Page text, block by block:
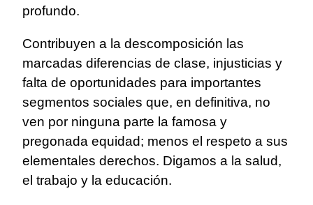
profundo.
Contribuyen a la descomposición las
marcadas diferencias de clase, injusticias y
falta de oportunidades para importantes
segmentos sociales que, en definitiva, no
ven por ninguna parte la famosa y
pregonada equidad; menos el respeto a sus
elementales derechos. Digamos a la salud,
el trabajo y la educación.